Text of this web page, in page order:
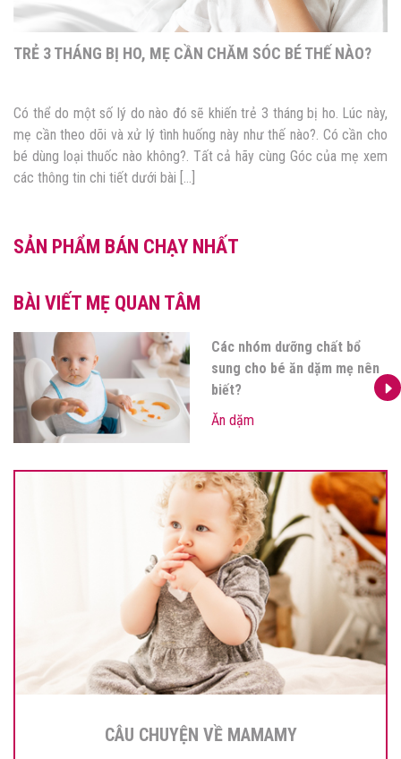
TRẺ 3 THÁNG BỊ HO, MẸ CẦN CHĂM SÓC BÉ THẾ NÀO?
Có thể do một số lý do nào đó sẽ khiến trẻ 3 tháng bị ho. Lúc này,
mẹ cần theo dõi và xử lý tình huống này như thế nào?. Có cần cho
bé dùng loại thuốc nào không?. Tất cả hãy cùng Góc của mẹ xem
các thông tin chi tiết dưới bài […]
SẢN PHẨM BÁN CHẠY NHẤT
BÀI VIẾT MẸ QUAN TÂM
Các nhóm dưỡng chất bổ
sung cho bé ăn dặm mẹ nên
biết?
Ăn dặm
CÂU CHUYỆN VỀ MAMAMY